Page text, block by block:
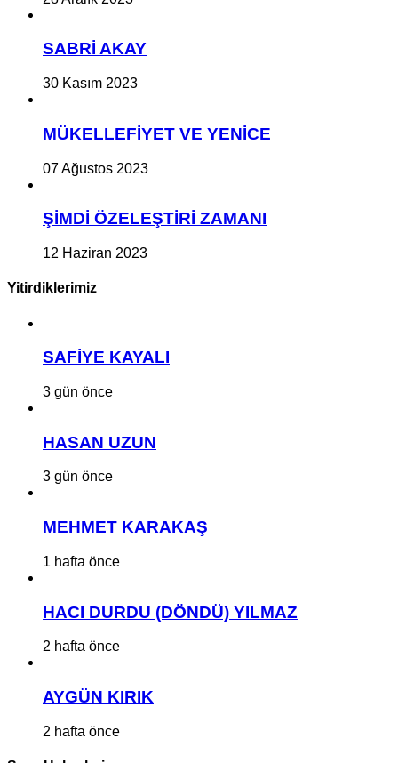
SABRİ AKAY
30 Kasım 2023
MÜKELLEFİYET VE YENİCE
07 Ağustos 2023
ŞİMDİ ÖZELEŞTİRİ ZAMANI
12 Haziran 2023
Yitirdiklerimiz
SAFİYE KAYALI
3 gün önce
HASAN UZUN
3 gün önce
MEHMET KARAKAŞ
1 hafta önce
HACI DURDU (DÖNDÜ) YILMAZ
2 hafta önce
AYGÜN KIRIK
2 hafta önce